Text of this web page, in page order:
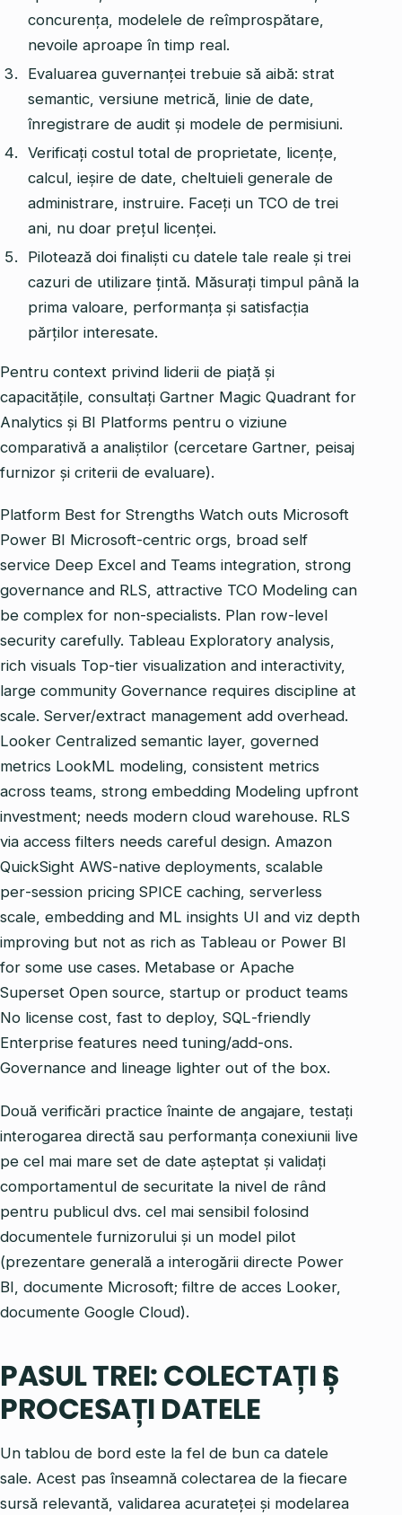
concurența, modelele de reîmprospătare,
nevoile aproape în timp real.
Evaluarea guvernanței trebuie să aibă: strat
semantic, versiune metrică, linie de date,
înregistrare de audit și modele de permisiuni.
Verificați costul total de proprietate, licențe,
calcul, ieșire de date, cheltuieli generale de
administrare, instruire. Faceți un TCO de trei
ani, nu doar prețul licenței.
Pilotează doi finaliști cu datele tale reale și trei
cazuri de utilizare țintă. Măsurați timpul până la
prima valoare, performanța și satisfacția
părților interesate.
Pentru context privind liderii de piață și
capacitățile, consultați Gartner Magic Quadrant for
Analytics și BI Platforms pentru o viziune
comparativă a analiștilor (cercetare Gartner, peisaj
furnizor și criterii de evaluare).
Platform Best for Strengths Watch outs Microsoft
Power BI Microsoft‑centric orgs, broad self
service Deep Excel and Teams integration, strong
governance and RLS, attractive TCO Modeling can
be complex for non‑specialists. Plan row‑level
security carefully. Tableau Exploratory analysis,
rich visuals Top‑tier visualization and interactivity,
large community Governance requires discipline at
scale. Server/extract management add overhead.
Looker Centralized semantic layer, governed
metrics LookML modeling, consistent metrics
across teams, strong embedding Modeling upfront
investment; needs modern cloud warehouse. RLS
via access filters needs careful design. Amazon
QuickSight AWS‑native deployments, scalable
per‑session pricing SPICE caching, serverless
scale, embedding and ML insights UI and viz depth
improving but not as rich as Tableau or Power BI
for some use cases. Metabase or Apache
Superset Open source, startup or product teams
No license cost, fast to deploy, SQL‑friendly
Enterprise features need tuning/add‑ons.
Governance and lineage lighter out of the box.
Două verificări practice înainte de angajare, testați
interogarea directă sau performanța conexiunii live
pe cel mai mare set de date așteptat și validați
comportamentul de securitate la nivel de rând
pentru publicul dvs. cel mai sensibil folosind
documentele furnizorului și un model pilot
(prezentare generală a interogării directe Power
BI, documente Microsoft; filtre de acces Looker,
documente Google Cloud).
PASUL TREI: COLECTAȚI ȘI
PROCESAȚI DATELE
Un tablou de bord este la fel de bun ca datele
sale. Acest pas înseamnă colectarea de la fiecare
sursă relevantă, validarea acurateței și modelarea